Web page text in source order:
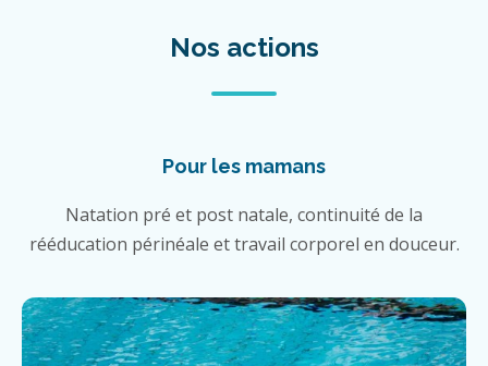
Nos actions
Pour les mamans
Natation pré et post natale, continuité de la
rééducation périnéale et travail corporel en douceur.